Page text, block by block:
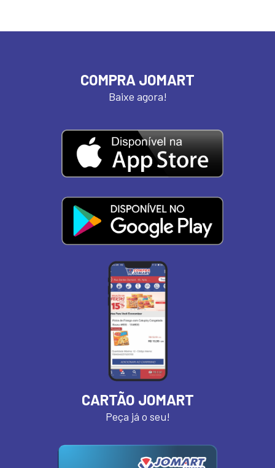
COMPRA JOMART
Baixe agora!
CARTÃO JOMART
Peça já o seu!